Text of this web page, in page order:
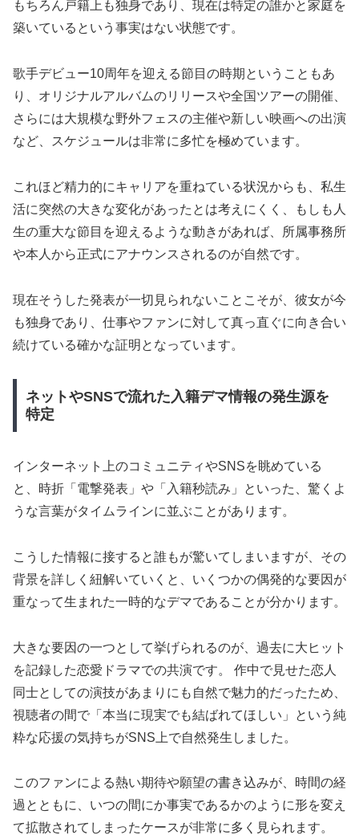
もちろん戸籍上も独身であり、現在は特定の誰かと家庭を
築いているという事実はない状態です。
歌手デビュー10周年を迎える節目の時期ということもあ
り、オリジナルアルバムのリリースや全国ツアーの開催、
さらには大規模な野外フェスの主催や新しい映画への出演
など、スケジュールは非常に多忙を極めています。
これほど精力的にキャリアを重ねている状況からも、私生
活に突然の大きな変化があったとは考えにくく、もしも人
生の重大な節目を迎えるような動きがあれば、所属事務所
や本人から正式にアナウンスされるのが自然です。
現在そうした発表が一切見られないことこそが、彼女が今
も独身であり、仕事やファンに対して真っ直ぐに向き合い
続けている確かな証明となっています。
ネットやSNSで流れた入籍デマ情報の発生源を
特定
インターネット上のコミュニティやSNSを眺めている
と、時折「電撃発表」や「入籍秒読み」といった、驚くよ
うな言葉がタイムラインに並ぶことがあります。
こうした情報に接すると誰もが驚いてしまいますが、その
背景を詳しく紐解いていくと、いくつかの偶発的な要因が
重なって生まれた一時的なデマであることが分かります。
大きな要因の一つとして挙げられるのが、過去に大ヒット
を記録した恋愛ドラマでの共演です。 作中で見せた恋人
同士としての演技があまりにも自然で魅力的だったため、
視聴者の間で「本当に現実でも結ばれてほしい」という純
粋な応援の気持ちがSNS上で自然発生しました。
このファンによる熱い期待や願望の書き込みが、時間の経
過とともに、いつの間にか事実であるかのように形を変え
て拡散されてしまったケースが非常に多く見られます。